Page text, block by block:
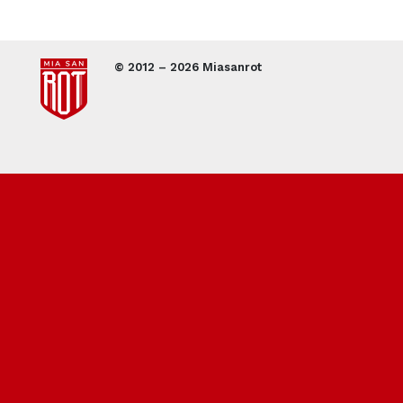
© 2012 – 2026 Miasanrot